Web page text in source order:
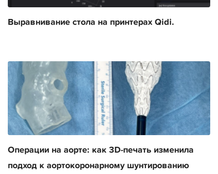
Выравнивание стола на принтерах Qidi.
Операции на аорте: как 3D-печать изменила
подход к аортокоронарному шунтированию